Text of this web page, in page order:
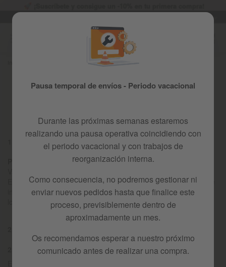
Pausa temporal de envíos - Periodo vacacional
Durante las próximas semanas estaremos
realizando una pausa operativa coincidiendo con
el periodo vacacional y con trabajos de
reorganización interna.
Como consecuencia, no podremos gestionar ni
enviar nuevos pedidos hasta que finalice este
proceso, previsiblemente dentro de
aproximadamente un mes.
Os recomendamos esperar a nuestro próximo
comunicado antes de realizar una compra.
Idioma
POLÍTICA DE PRIVACIDAD
Política de Privacidad (RGPDUE)
1. Información a los usuarios
con domicilio social en C/ Mas de la Perla 8 43800
En concreto, los datos recabados a través de la presente web se
incorporan al tratamiento [USUARIOS WEB / NEWSLETTER], a
los que le será aplicada la presente Política de Privacidad.
2.1 Finalidad